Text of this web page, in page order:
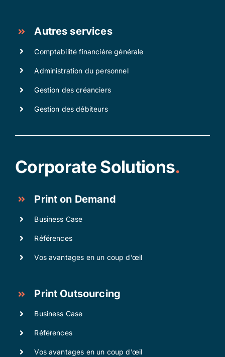
Autres services
Comptabilité financière générale
Administration du personnel
Gestion des créanciers
Gestion des débiteurs
Corporate Solutions.
Print on Demand
Business Case
Références
Vos avantages en un coup d’œil
Print Outsourcing
Business Case
Références
Vos avantages en un coup d’œil